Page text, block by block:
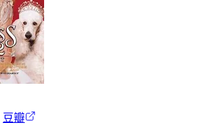
豆瓣